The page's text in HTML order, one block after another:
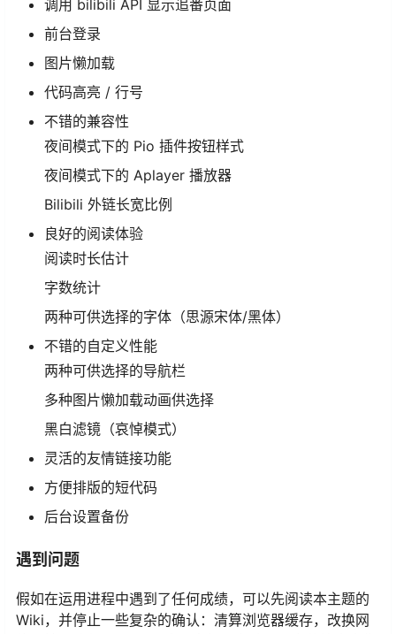
调用 bilibili API 显示追番页面
前台登录
图片懒加载
代码高亮 / 行号
不错的兼容性
夜间模式下的 Pio 插件按钮样式
夜间模式下的 Aplayer 播放器
Bilibili 外链长宽比例
良好的阅读体验
阅读时长估计
字数统计
两种可供选择的字体（思源宋体/黑体）
不错的自定义性能
两种可供选择的导航栏
多种图片懒加载动画供选择
黑白滤镜（哀悼模式）
灵活的友情链接功能
方便排版的短代码
后台设置备份
遇到问题
假如在运用进程中遇到了任何成绩，可以先阅读本主题的
Wiki，并停止一些复杂的确认：清算浏览器缓存，改换网